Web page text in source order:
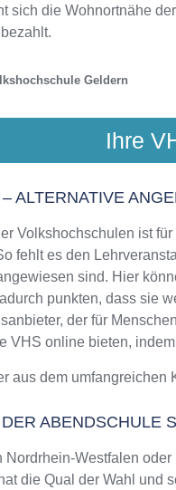
sich die Wohnortnähe
Geldern
Ihre
ALTERNATIVE
Volkshochschulen ist
fehlt es den
sind. Hier
punkten, dass sie
der für
VHS online bieten,
aus dem umfangreichen
ABENDSCHULE
Nordrhein-Westfalen
die Qual der Wahl und